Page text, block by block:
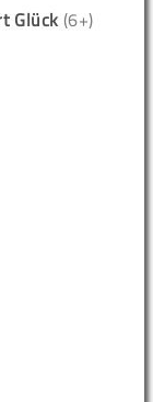
Glück (6+)